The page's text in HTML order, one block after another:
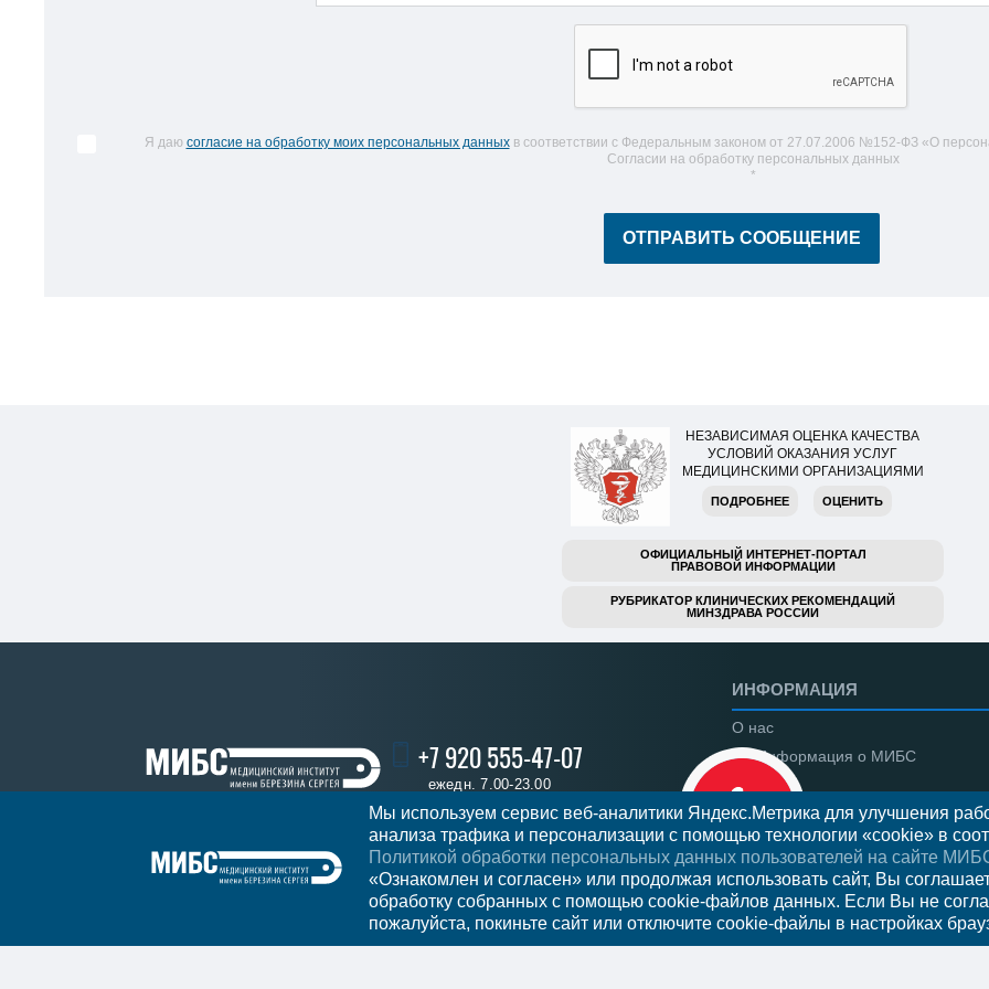
Я даю согласие на обработку моих персональных данныхв соответствии с Федеральным законом от 27.07.2006 №152-ФЗ «О
Согласии на обработку персональных данных
*
НЕЗАВИСИМАЯ ОЦЕНКА КАЧЕСТВА
УСЛОВИЙ ОКАЗАНИЯ УСЛУГ
МЕДИЦИНСКИМИ ОРГАНИЗАЦИЯМИ
ПОДРОБНЕЕ ОЦЕНИТЬ
ОФИЦИАЛЬНЫЙ ИНТЕРНЕТ-ПОРТАЛ
ПРАВОВОЙ ИНФОРМАЦИИ
РУБРИКАТОР КЛИНИЧЕСКИХ РЕКОМЕНДАЦИЙ
МИНЗДРАВА РОССИИ
+7 920 555-47-07
ежедн. 7.00-23.00
РегионСтарый Оскол Записаться на прием
Мы в социальных сетях
ИНФОРМАЦИЯ
О нас
Информация о МИБС
Региональные центры
Вакансии
Документы
Федеральное законодательство
Мы используем сервис веб-аналитики Яндекс.Метрика для улучшения
анализа трафика и персонализации с помощью технологии «cookie» в
Политикой обработки персональных данных пользователей на сайте
«Ознакомлен и согласен» или продолжая использовать сайт, Вы
обработку собранных с помощью cookie-файлов данных. Если Вы не
пожалуйста, покиньте сайт или отключите cookie-файлы в настройках